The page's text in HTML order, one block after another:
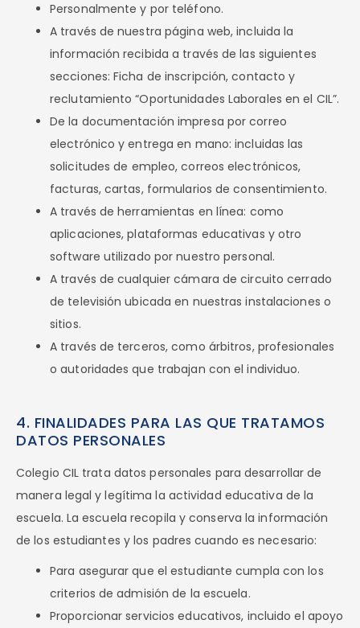
Personalmente y por teléfono.
A través de nuestra página web, incluida la
información recibida a través de las siguientes
secciones: Ficha de inscripción, contacto y
reclutamiento “Oportunidades Laborales en el CIL”.
De la documentación impresa por correo
electrónico y entrega en mano: incluidas las
solicitudes de empleo, correos electrónicos,
facturas, cartas, formularios de consentimiento.
A través de herramientas en línea: como
aplicaciones, plataformas educativas y otro
software utilizado por nuestro personal.
A través de cualquier cámara de circuito cerrado
de televisión ubicada en nuestras instalaciones o
sitios.
A través de terceros, como árbitros, profesionales
o autoridades que trabajan con el individuo.
4. FINALIDADES PARA LAS QUE TRATAMOS
DATOS PERSONALES
Colegio CIL trata datos personales para desarrollar de
manera legal y legítima la actividad educativa de la
escuela. La escuela recopila y conserva la información
de los estudiantes y los padres cuando es necesario:
Para asegurar que el estudiante cumpla con los
criterios de admisión de la escuela.
Proporcionar servicios educativos, incluido el apoyo